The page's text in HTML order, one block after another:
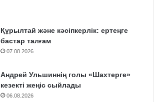
Құрылтай және кәсіпкерлік: ертеңге
бастар талғам
07.08.2026
Андрей Ульшиннің голы «Шахтерге»
кезекті жеңіс сыйлады
06.08.2026